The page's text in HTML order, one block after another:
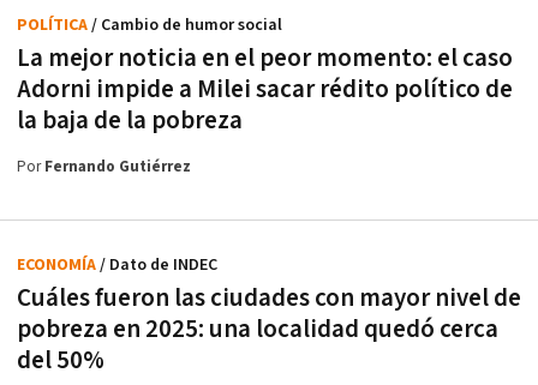
La mejor noticia en el peor momento: el caso
Adorni impide a Milei sacar rédito político de
la baja de la pobreza
POLÍTICA/ Cambio de humor social
PorFernando Gutiérrez
Cuáles fueron las ciudades con mayor nivel de
pobreza en 2025: una localidad quedó cerca
del 50%
ECONOMÍA/ Dato de INDEC